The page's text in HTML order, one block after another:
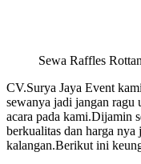
Sewa Raffles
CV.Surya Jaya Event
sewanya jadi jangan ragu
acara pada kami.Dijamin
berkualitas dan harga nya
kalangan.Berikut ini